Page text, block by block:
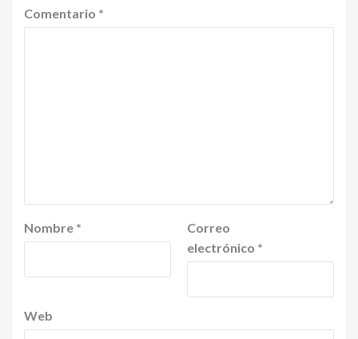
Comentario *
Nombre *
Correo
electrónico *
Web